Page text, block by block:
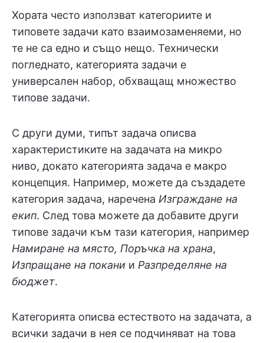
Хората често използват категориите и
типовете задачи като взаимозаменяеми, но
те не са едно и също нещо. Технически
погледнато, категорията задачи е
универсален набор, обхващащ множество
типове задачи.
С други думи, типът задача описва
характеристиките на задачата на микро
ниво, докато категорията задача е макро
концепция. Например, можете да създадете
категория задача, наречена Изграждане на
екип. След това можете да добавите други
типове задачи към тази категория, например
Намиране на място, Поръчка на храна,
Изпращане на покани и Разпределяне на
бюджет.
Категорията описва естеството на задачата, а
всички задачи в нея се подчиняват на това